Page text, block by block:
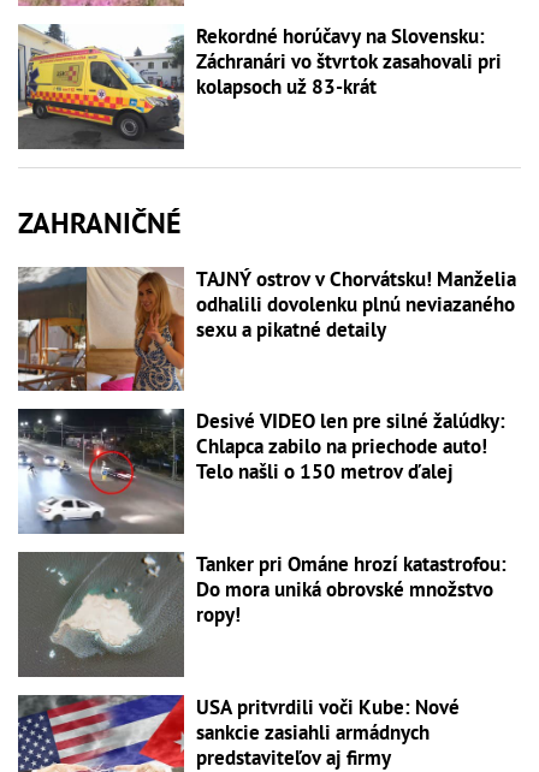
Rekordné horúčavy na Slovensku:
Záchranári vo štvrtok zasahovali pri
kolapsoch už 83-krát
ZAHRANIČNÉ
TAJNÝ ostrov v Chorvátsku! Manželia
odhalili dovolenku plnú neviazaného
sexu a pikatné detaily
Desivé VIDEO len pre silné žalúdky:
Chlapca zabilo na priechode auto!
Telo našli o 150 metrov ďalej
Tanker pri Ománe hrozí katastrofou:
Do mora uniká obrovské množstvo
ropy!
USA pritvrdili voči Kube: Nové
sankcie zasiahli armádnych
predstaviteľov aj firmy